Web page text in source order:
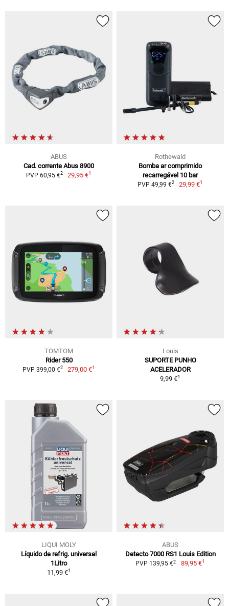
ABUS
Cad. corrente Abus 8900
PVP 60,95 €2 29,95 €1
Rothewald
Bomba ar comprimido
recarregável 10 bar
PVP 49,99 €2 29,99 €1
TOMTOM
Rider 550
PVP 399,00 €2 279,00 €1
Louis
SUPORTE PUNHO
ACELERADOR
9,99 €1
LIQUI MOLY
Líquido de refrig. universal
1Litro
11,99 €1
ABUS
Detecto 7000 RS1 Louis Edition
PVP 139,95 €2 89,95 €1